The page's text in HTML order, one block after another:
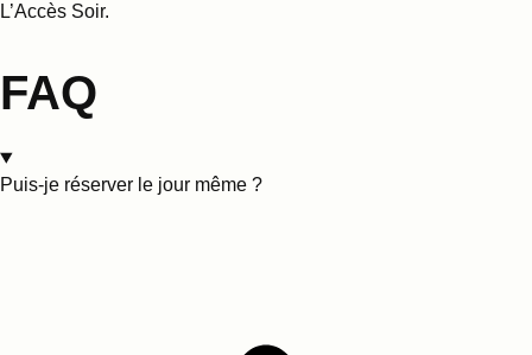
L’Accès Soir.
FAQ
Puis-je réserver le jour même ?